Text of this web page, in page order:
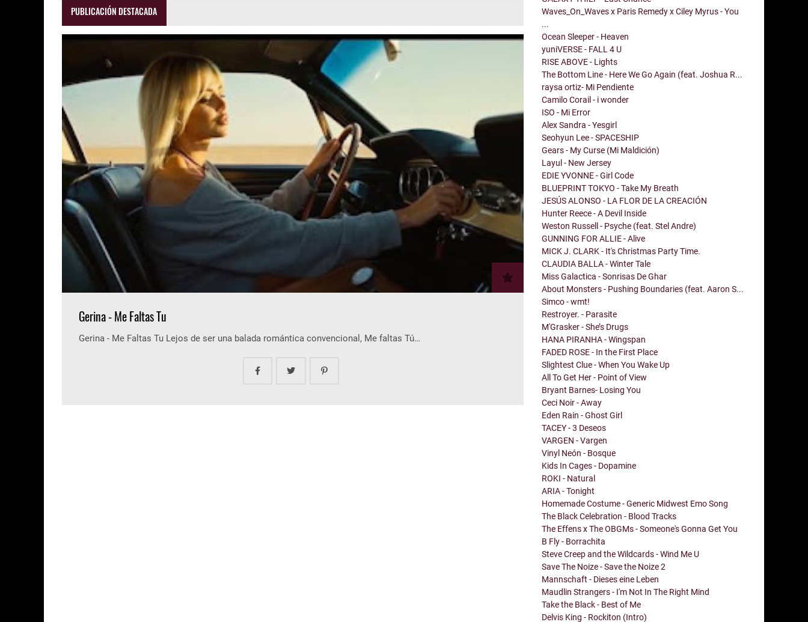
PUBLICACIÓN DESTACADA
Gerina - Me Faltas Tu
Gerina - Me Faltas Tu Lejos de ser una balada romántica convencional, Me faltas Tú…
Waves_On_Waves x Paris Remedy x Ciley Myrus - You
...
Ocean Sleeper - Heaven
yuniVERSE - FALL 4 U
RISE ABOVE - Lights
The Bottom Line - Here We Go Again (feat. Joshua R...
raysa ortiz- Mi Pendiente
Camilo Corail - i wonder
ISO - Mi Error
Alex Sandra - Yesgirl
Seohyun Lee - SPACESHIP
Gears - My Curse (Mi Maldición)
Layul - New Jersey
EDIE YVONNE - Girl Code
BLUEPRINT TOKYO - Take My Breath
JESÚS ALONSO - LA FLOR DE LA CREACIÓN
Hunter Reece - A Devil Inside
Weston Russell - Psyche (feat. Stel Andre)
GUNNING FOR ALLIE - Alive
MICK J. CLARK - It's Christmas Party Time.
CLAUDIA BALLA - Winter Tale
Miss Galactica - Sonrisas De Ghar
About Monsters - Pushing Boundaries (feat. Aaron S...
Simco - wmt!
Restroyer. - Parasite
M'Grasker - She’s Drugs
HANA PIRANHA - Wingspan
FADED ROSE - In the First Place
Slightest Clue - When You Wake Up
All To Get Her - Point of View
Bryant Barnes- Losing You
Ceci Noir - Away
Eden Rain - Ghost Girl
TACEY - 3 Deseos
VARGEN - Vargen
Vinyl Neón - Bosque
Kids In Cages - Dopamine
ROKI - Natural
ARIA - Tonight
Homemade Costume - Generic Midwest Emo Song
The Black Celebration - Blood Tracks
The Effens x The OBGMs - Someone's Gonna Get You
B Fly - Borrachita
Steve Creep and the Wildcards - Wind Me U
Save The Noize - Save the Noize 2
Mannschaft - Dieses eine Leben
Maudlin Strangers - I'm Not In The Right Mind
Take the Black - Best of Me
Delvis King - Rockiton (Intro)